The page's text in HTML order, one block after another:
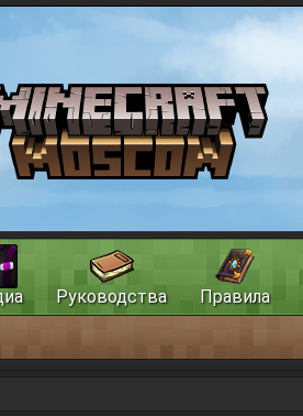
Руководства Правила